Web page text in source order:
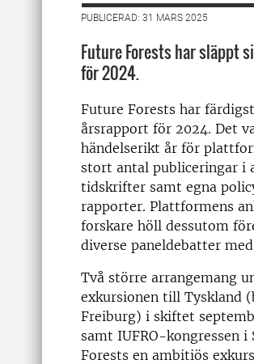
PUBLICERAD: 31 MARS 2025
Future Forests har släppt
för 2024.
Future Forests har
årsrapport för 2024. Det
händelserikt år för
stort antal publiceringar i
tidskrifter samt egna
rapporter. Plattformens
forskare höll dessutom
diverse paneldebatter
Två större arrangemang
exkursionen till Tyskland
Freiburg) i skiftet
samt IUFRO-kongressen i
Forests en ambitiös